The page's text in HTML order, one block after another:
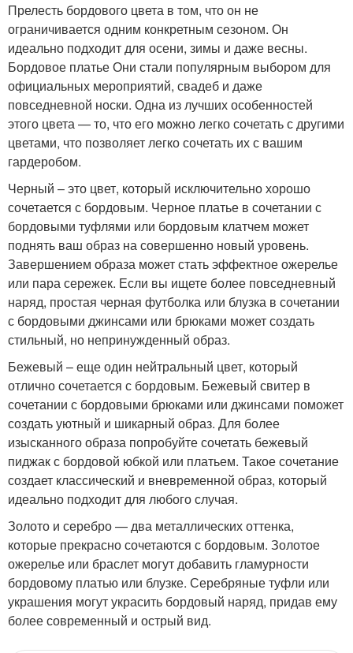
Прелесть бордового цвета в том, что он не
ограничивается одним конкретным сезоном. Он
идеально подходит для осени, зимы и даже весны.
Бордовое платье Они стали популярным выбором для
официальных мероприятий, свадеб и даже
повседневной носки. Одна из лучших особенностей
этого цвета — то, что его можно легко сочетать с другими
цветами, что позволяет легко сочетать их с вашим
гардеробом.
Черный – это цвет, который исключительно хорошо
сочетается с бордовым. Черное платье в сочетании с
бордовыми туфлями или бордовым клатчем может
поднять ваш образ на совершенно новый уровень.
Завершением образа может стать эффектное ожерелье
или пара сережек. Если вы ищете более повседневный
наряд, простая черная футболка или блузка в сочетании
с бордовыми джинсами или брюками может создать
стильный, но непринужденный образ.
Бежевый – еще один нейтральный цвет, который
отлично сочетается с бордовым. Бежевый свитер в
сочетании с бордовыми брюками или джинсами поможет
создать уютный и шикарный образ. Для более
изысканного образа попробуйте сочетать бежевый
пиджак с бордовой юбкой или платьем. Такое сочетание
создает классический и вневременной образ, который
идеально подходит для любого случая.
Золото и серебро — два металлических оттенка,
которые прекрасно сочетаются с бордовым. Золотое
ожерелье или браслет могут добавить гламурности
бордовому платью или блузке. Серебряные туфли или
украшения могут украсить бордовый наряд, придав ему
более современный и острый вид.